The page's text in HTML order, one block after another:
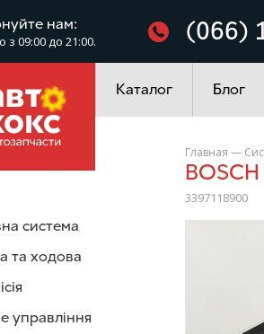
нам:
09:00 до 21:00. (066)
Каталог
Електроустаткування
Блог
система
та ходова
управління
Главная —
3397118900